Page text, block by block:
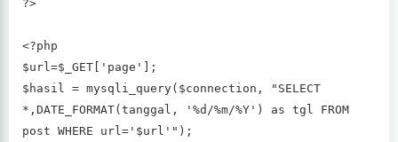
?>
<?php
$url=$_GET['page'];
$hasil = mysqli_query($connection, "SELECT
*,DATE_FORMAT(tanggal, '%d/%m/%Y') as tgl FROM
post WHERE url='$url'");